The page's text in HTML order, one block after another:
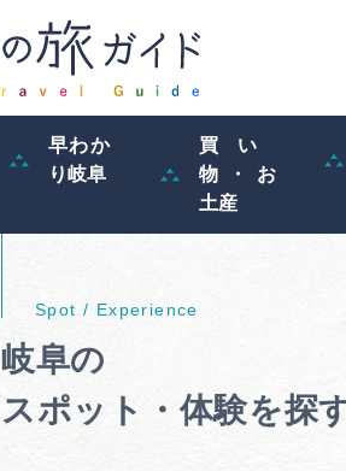
早わか
り岐阜
買い
物・お
土産
岐阜の
スポット・体験を探